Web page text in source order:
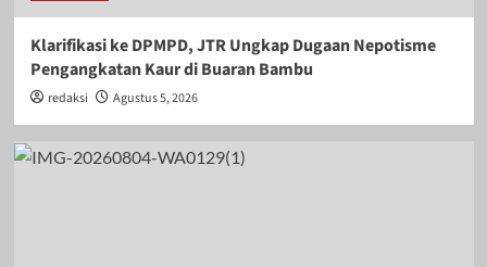
Klarifikasi ke DPMPD, JTR Ungkap Dugaan Nepotisme
Pengangkatan Kaur di Buaran Bambu
redaksi Agustus 5, 2026